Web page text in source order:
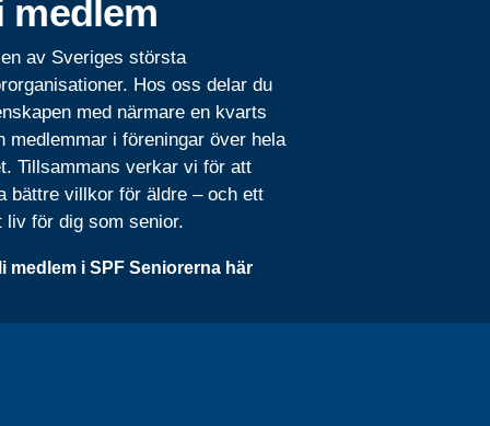
medlem
av Sveriges största
Hos oss delar du
med närmare en kvarts
medlemmar i föreningar över hela
Tillsammans verkar vi för att
bättre villkor för äldre – och ett
liv för dig som senior.
medlem i SPF Seniorerna här